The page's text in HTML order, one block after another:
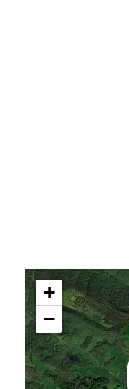
+
−